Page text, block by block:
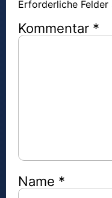
Erforderliche Felder
Kommentar *
Name *